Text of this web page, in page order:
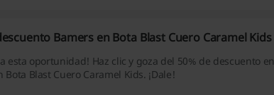
Bamers en Bota Blast Cuero Caramel Kids
esta oportunidad! Haz clic y goza del 50% de descuento en
Bota Blast Cuero Caramel Kids. ¡Dale!